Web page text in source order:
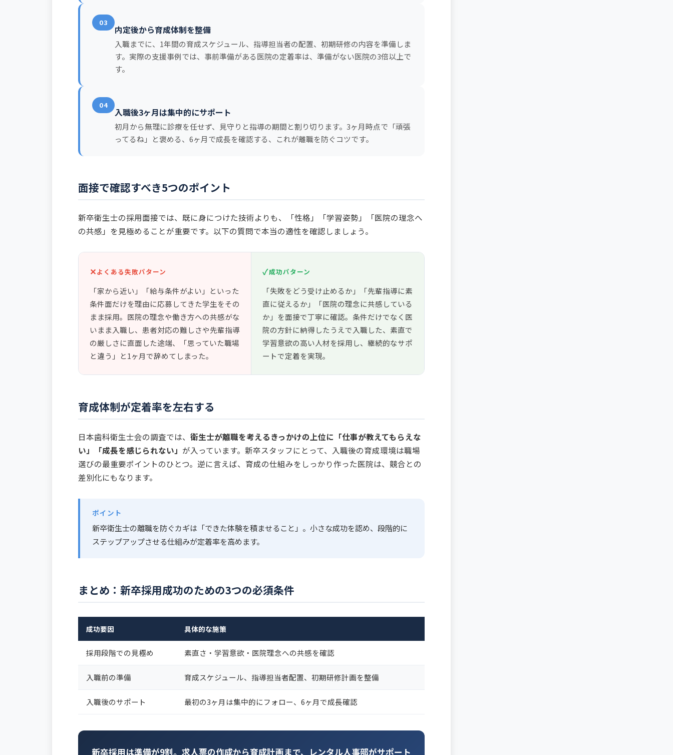
03
内定後から育成体制を整備
入職までに、1年間の育成スケジュール、指導担当者の配置、初期研修の内容を準備しま
す。実際の支援事例では、事前準備がある医院の定着率は、準備がない医院の3倍以上で
す。
04
入職後3ヶ月は集中的にサポート
初月から無理に診療を任せず、見守りと指導の期間と割り切ります。3ヶ月時点で「頑張
ってるね」と褒める、6ヶ月で成長を確認する、これが離職を防ぐコツです。
面接で確認すべき5つのポイント
新卒衛生士の採用面接では、既に身につけた技術よりも、「性格」「学習姿勢」「医院の理念へ
の共感」を見極めることが重要です。以下の質問で本当の適性を確認しましょう。
よくある失敗パターン
「家から近い」「給与条件がよい」といった
条件面だけを理由に応募してきた学生をその
まま採用。医院の理念や働き方への共感がな
いまま入職し、患者対応の難しさや先輩指導
の厳しさに直面した途端、「思っていた職場
と違う」と1ヶ月で辞めてしまった。
成功パターン
「失敗をどう受け止めるか」「先輩指導に素
直に従えるか」「医院の理念に共感している
か」を面接で丁寧に確認。条件だけでなく医
院の方針に納得したうえで入職した、素直で
学習意欲の高い人材を採用し、継続的なサポ
ートで定着を実現。
育成体制が定着率を左右する
日本歯科衛生士会の調査では、 衛生士が離職を考えるきっかけの上位に「仕事が教えてもらえな
い」「成長を感じられない」 が入っています。新卒スタッフにとって、入職後の育成環境は職場
選びの最重要ポイントのひとつ。逆に言えば、育成の仕組みをしっかり作った医院は、競合との
差別化にもなります。
ポイント
新卒衛生士の離職を防ぐカギは「できた体験を積ませること」。小さな成功を認め、段階的に
ステップアップさせる仕組みが定着率を高めます。
まとめ：新卒採用成功のための3つの必須条件
成功要因 具体的な施策
採用段階での見極め 素直さ・学習意欲・医院理念への共感を確認
入職前の準備 育成スケジュール、指導担当者配置、初期研修計画を整備
入職後のサポート 最初の3ヶ月は集中的にフォロー、6ヶ月で成長確認
新卒採用は準備が9割。求人票の作成から育成計画まで、レンタル人事部がサポート